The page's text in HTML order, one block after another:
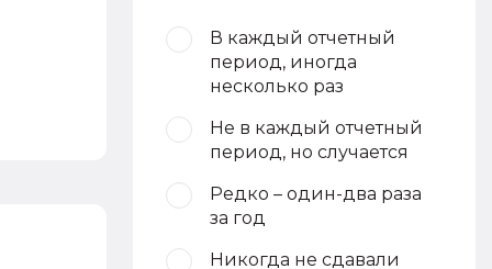
В каждый отчетный
период, иногда
несколько раз
Не в каждый отчетный
период, но случается
Редко – один-два раза
за год
Никогда не сдавали